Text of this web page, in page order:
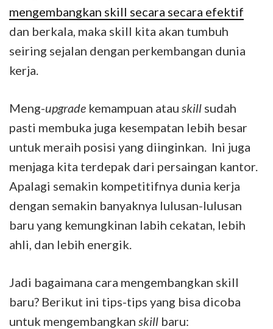
mengembangkan skill secara secara efektif
dan berkala, maka skill kita akan tumbuh
seiring sejalan dengan perkembangan dunia
kerja.
Meng-upgrade kemampuan atau skill sudah
pasti membuka juga kesempatan lebih besar
untuk meraih posisi yang diinginkan. Ini juga
menjaga kita terdepak dari persaingan kantor.
Apalagi semakin kompetitifnya dunia kerja
dengan semakin banyaknya lulusan-lulusan
baru yang kemungkinan labih cekatan, lebih
ahli, dan lebih energik.
Jadi bagaimana cara mengembangkan skill
baru? Berikut ini tips-tips yang bisa dicoba
untuk mengembangkan skill baru: